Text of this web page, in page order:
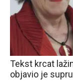
Tekst krcat
objavio je